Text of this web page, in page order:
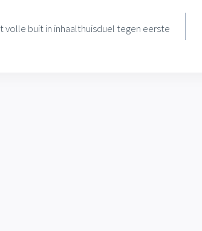
volle buit in inhaalthuisduel tegen eerste